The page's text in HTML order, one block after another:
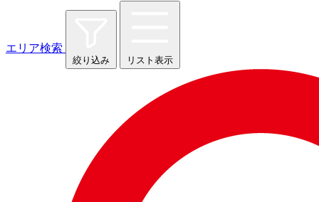
エリア検索
絞り込み リスト表示